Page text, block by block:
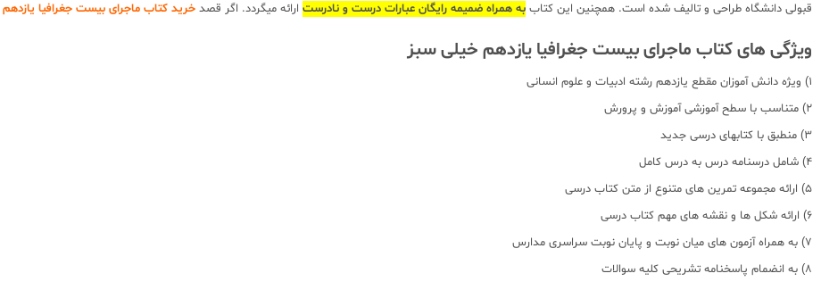
قبولی دانشگاه طراحی و تالیف شده است. همچنین این کتاب به همراه ضمیمه رایگان عبارات درست و نادرست ارائه میگردد. اگر قصد خرید کتاب ماجرای بیست جغرافیا
ویژگی های کتاب ماجرای بیست جغرافیا یازدهم خیلی سبز
1) ویژه دانش آموزان مقطع یازدهم رشته ادبیات و علوم انسانی
2) متناسب با سطح آموزشی آموزش و پرورش
3) منطبق با کتابهای درسی جدید
4) شامل درسنامه درس به درس کامل
5) ارائه مجموعه تمرین های متنوع از متن کتاب درسی
6) ارائه شکل ها و نقشه های مهم کتاب درسی
7) به همراه آزمون های میان نوبت و پایان نوبت سراسری مدارس
8) به انضمام پاسخنامه تشریحی کلیه سوالات